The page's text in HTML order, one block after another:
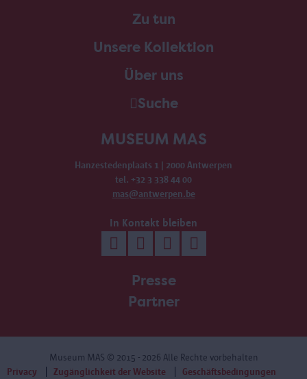
Zu tun
Unsere Kollektion
Über uns
Suche
MUSEUM MAS
Hanzestedenplaats 1 | 2000 Antwerpen
tel. +32 3 338 44 00
mas@antwerpen.be
In Kontakt bleiben
Presse
Partner
Museum MAS © 2015 - 2026 Alle Rechte vorbehalten
Privacy
Zugänglichkeit der Website Geschäftsbedingungen